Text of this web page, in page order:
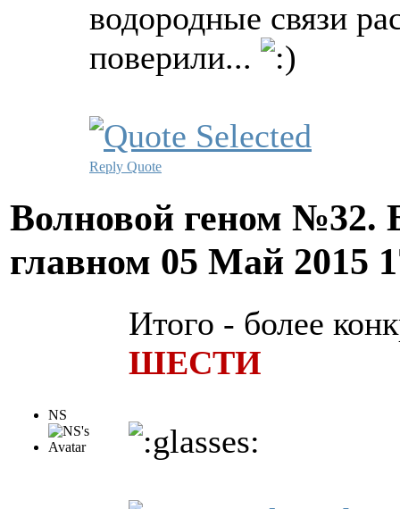
водородные связи
поверили...
Reply Quote
Волновой геном №32.
главном 05 Май 2015
NS
Итого - более
ШЕСТИ